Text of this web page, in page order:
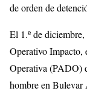
de orden de
El 1.º de
Operativo Impacto,
Operativa (PADO)
hombre en Bulevar